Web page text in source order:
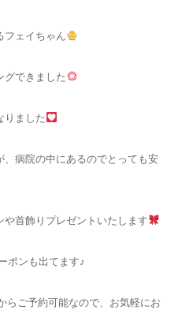
フェイちゃん
グできました
りました
病院の中にあるのでとっても安
や首飾りプレゼントいたします
ポンも出てます♪
らご予約可能なので、お気軽にお